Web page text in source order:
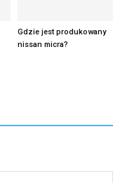
Gdzie jest produkowany
nissan micra?